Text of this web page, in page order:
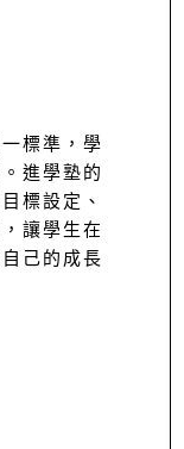
標準，學
進學塾的
標設定、
讓學生在
己的成長